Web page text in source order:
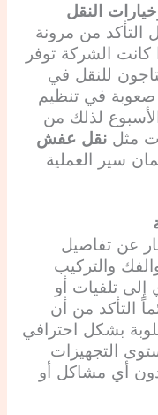
النقل
التأكد من مرونة
كانت الشركة توفر
للنقل في
صعوبة في تنظيم
لذلك من
مثل نقل عفش
سير العملية
عن تفاصيل
والتركيب
تلفيات أو
التأكد من أن
بشكل احترافي
التجهيزات
أي مشاكل أو